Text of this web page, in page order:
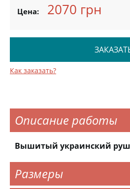
Цена: 2070 грн
Как заказать?
Описание работы
Вышитый украинский
Размеры